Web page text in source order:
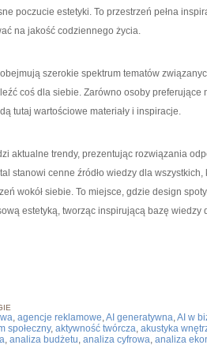
poczucie estetyki. To przestrzeń pełna
na jakość codziennego życia.
szerokie spektrum tematów
coś dla siebie. Zarówno osoby
tutaj wartościowe materiały i inspiracje.
aktualne trendy, prezentując rozwiązania
stanowi cenne źródło wiedzy dla
wokół siebie. To miejsce, gdzie design
estetyką, tworząc inspirującą bazę
, agencje reklamowe,AI generatywna,AI w
społeczny, aktywność twórcza, akustyka
, analiza budżetu, analiza cyfrowa, analiza